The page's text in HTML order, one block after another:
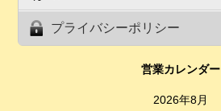
プライバシーポリシー
営業カレンダー
2026年8月